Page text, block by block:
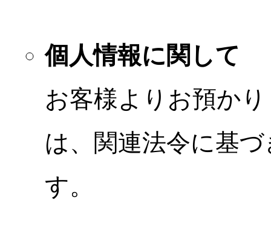
個人情報に関して
お客様よりお預か
は、関連法令に基
す。